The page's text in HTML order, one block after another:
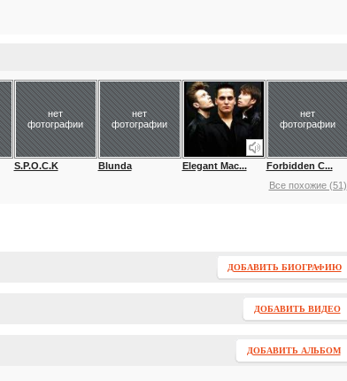
нет
фотографии
S.P.O.C.K
нет
фотографии
Blunda Elegant Mac...
нет
фотографии
Forbidden C...
Все похожие (51)
ДОБАВИТЬ БИОГРАФИЮ
ДОБАВИТЬ ВИДЕО
ДОБАВИТЬ АЛЬБОМ